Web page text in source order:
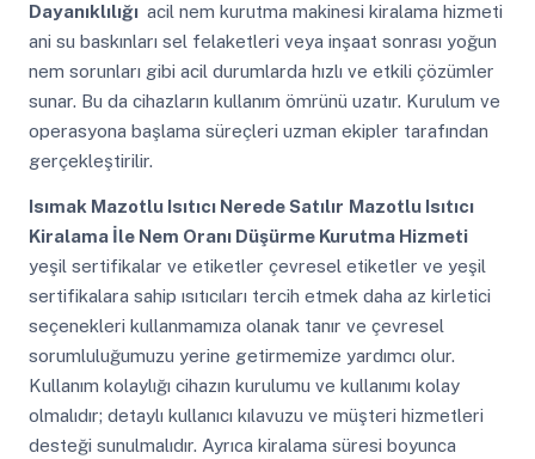
Dayanıklılığı acil nem kurutma makinesi kiralama hizmeti
ani su baskınları sel felaketleri veya inşaat sonrası yoğun
nem sorunları gibi acil durumlarda hızlı ve etkili çözümler
sunar. Bu da cihazların kullanım ömrünü uzatır. Kurulum ve
operasyona başlama süreçleri uzman ekipler tarafından
gerçekleştirilir.
Isımak Mazotlu Isıtıcı Nerede Satılır Mazotlu Isıtıcı
Kiralama İle Nem Oranı Düşürme Kurutma Hizmeti
yeşil sertifikalar ve etiketler çevresel etiketler ve yeşil
sertifikalara sahip ısıtıcıları tercih etmek daha az kirletici
seçenekleri kullanmamıza olanak tanır ve çevresel
sorumluluğumuzu yerine getirmemize yardımcı olur.
Kullanım kolaylığı cihazın kurulumu ve kullanımı kolay
olmalıdır; detaylı kullanıcı kılavuzu ve müşteri hizmetleri
desteği sunulmalıdır. Ayrıca kiralama süresi boyunca